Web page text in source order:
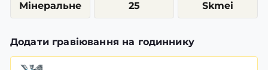
Мінеральне 25 Skmei
Додати гравіювання на годиннику